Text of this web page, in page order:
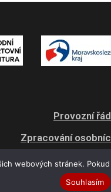
Provozní řád
Zpracování
Všeobecné obchodní
Dance Studio
webových stránek.
Souhlasím